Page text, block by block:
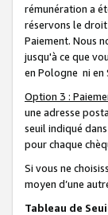
rémunération a
réservons le
Paiement. Nous
jusqu'à ce que
en Pologne ni en
Option 3 :
une adresse
seuil indiqué
pour chaque
Si vous ne
moyen d’une
Tableau de